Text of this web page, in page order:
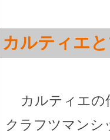
カルティエ
カルティエの
クラフツマンシ